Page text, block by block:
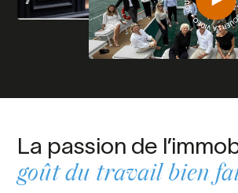
La passion de
goût du travail bien